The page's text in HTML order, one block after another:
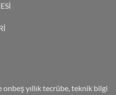
onbeş yıllık tecrübe, teknik bilgi